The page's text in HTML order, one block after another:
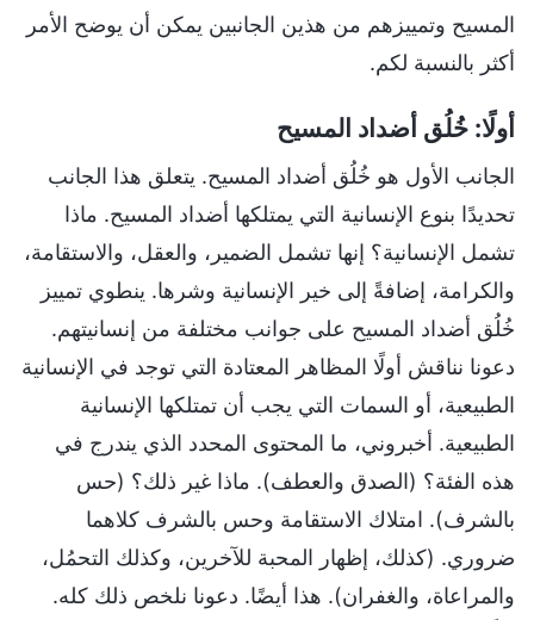
المسيح وتمييزهم من هذين الجانبين يمكن أن يوضح الأمر
أكثر بالنسبة لكم.
أولًا: خُلُق أضداد المسيح
الجانب الأول هو خُلُق أضداد المسيح. يتعلق هذا الجانب
تحديدًا بنوع الإنسانية التي يمتلكها أضداد المسيح. ماذا
تشمل الإنسانية؟ إنها تشمل الضمير، والعقل، والاستقامة،
والكرامة، إضافةً إلى خير الإنسانية وشرها. ينطوي تمييز
خُلُق أضداد المسيح على جوانب مختلفة من إنسانيتهم.
دعونا نناقش أولًا المظاهر المعتادة التي توجد في الإنسانية
الطبيعية، أو السمات التي يجب أن تمتلكها الإنسانية
الطبيعية. أخبروني، ما المحتوى المحدد الذي يندرج في
هذه الفئة؟ (الصدق والعطف). ماذا غير ذلك؟ (حس
بالشرف). امتلاك الاستقامة وحس بالشرف كلاهما
ضروري. (كذلك، إظهار المحبة للآخرين، وكذلك التحمُل،
والمراعاة، والغفران). هذا أيضًا. دعونا نلخص ذلك كله.